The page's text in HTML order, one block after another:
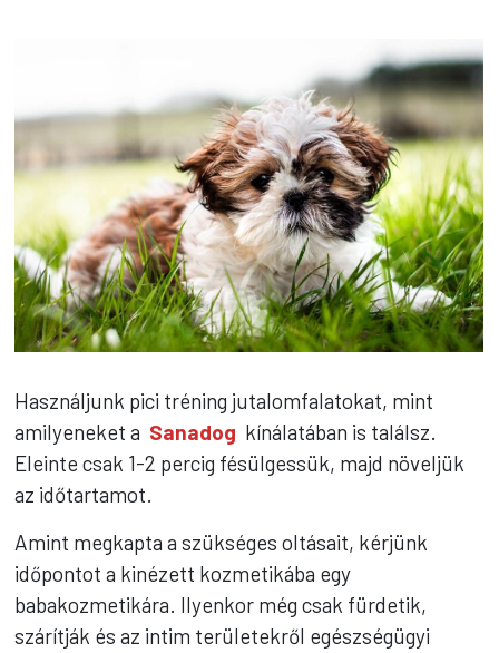
Használjunk pici tréning jutalomfalatokat, mint
amilyeneket a Sanadog kínálatában is találsz.
Eleinte csak 1-2 percig fésülgessük, majd növeljük
az időtartamot.
Amint megkapta a szükséges oltásait, kérjünk
időpontot a kinézett kozmetikába egy
babakozmetikára. Ilyenkor még csak fürdetik,
szárítják és az intim területekről egészségügyi